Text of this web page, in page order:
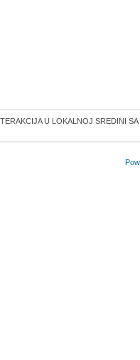
U LOKALNOJ SREDINI